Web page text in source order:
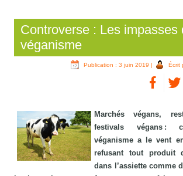
Controverse : Les impasses
véganisme
Publication : 3 juin 2019 | Écrit
Marchés végans,
festivals végans :
véganisme a le vent
refusant tout produit
dans l’assiette comme